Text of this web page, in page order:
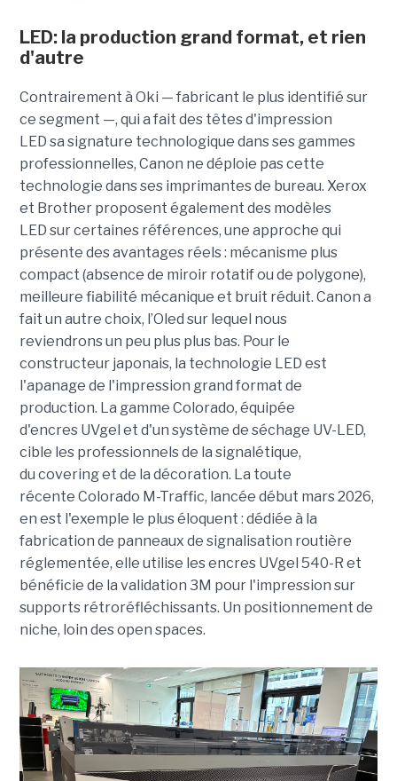
LED:la production grand format, et rien
d'autre
Contrairement à Oki — fabricant le plus identifié sur
ce segment —, qui a fait des têtes d'impression
LED sa signature technologique dans ses gammes
professionnelles, Canon ne déploie pas cette
technologie dans ses imprimantes de bureau. Xerox
et Brother proposent également des modèles
LED sur certaines références, une approche qui
présente des avantages réels : mécanisme plus
compact (absence de miroir rotatif ou de polygone),
meilleure fiabilité mécanique et bruit réduit. Canon a
fait un autre choix, l’Oled sur lequel nous
reviendrons un peu plus plus bas. Pour le
constructeur japonais, la technologie LED est
l'apanage de l'impression grand format de
production. La gamme Colorado, équipée
d'encres UVgel et d'un système de séchage UV-LED,
cible les professionnels de la signalétique,
du covering et de la décoration. La toute
récente Colorado M-Traffic, lancée début mars 2026,
en est l'exemple le plus éloquent : dédiée à la
fabrication de panneaux de signalisation routière
réglementée, elle utilise les encres UVgel 540-R et
bénéficie de la validation 3M pour l'impression sur
supports rétroréfléchissants. Un positionnement de
niche, loin des open spaces.